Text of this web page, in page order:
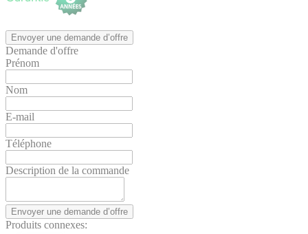
Envoyer une demande d’offre
Demande d'offre
Prénom
Nom
E-mail
Téléphone
Description de la commande
Envoyer une demande d’offre
Produits connexes: